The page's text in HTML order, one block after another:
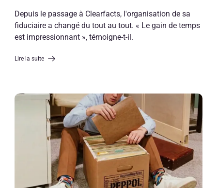
Depuis le passage à Clearfacts, l'organisation de sa
fiduciaire a changé du tout au tout. « Le gain de temps
est impressionnant », témoigne-t-il.
Lire la suite